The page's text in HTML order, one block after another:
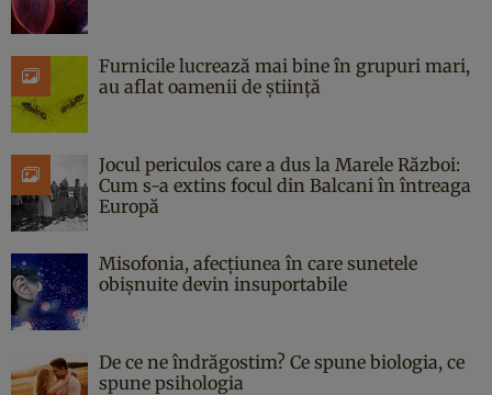
Furnicile lucrează mai bine în grupuri mari,
au aflat oamenii de știință
Jocul periculos care a dus la Marele Război:
Cum s-a extins focul din Balcani în întreaga
Europă
Misofonia, afecțiunea în care sunetele
obișnuite devin insuportabile
De ce ne îndrăgostim? Ce spune biologia, ce
spune psihologia